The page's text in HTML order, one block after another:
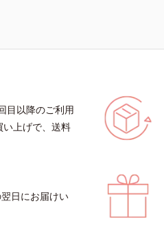
目以降のご利用
上げで、送料
日にお届けい